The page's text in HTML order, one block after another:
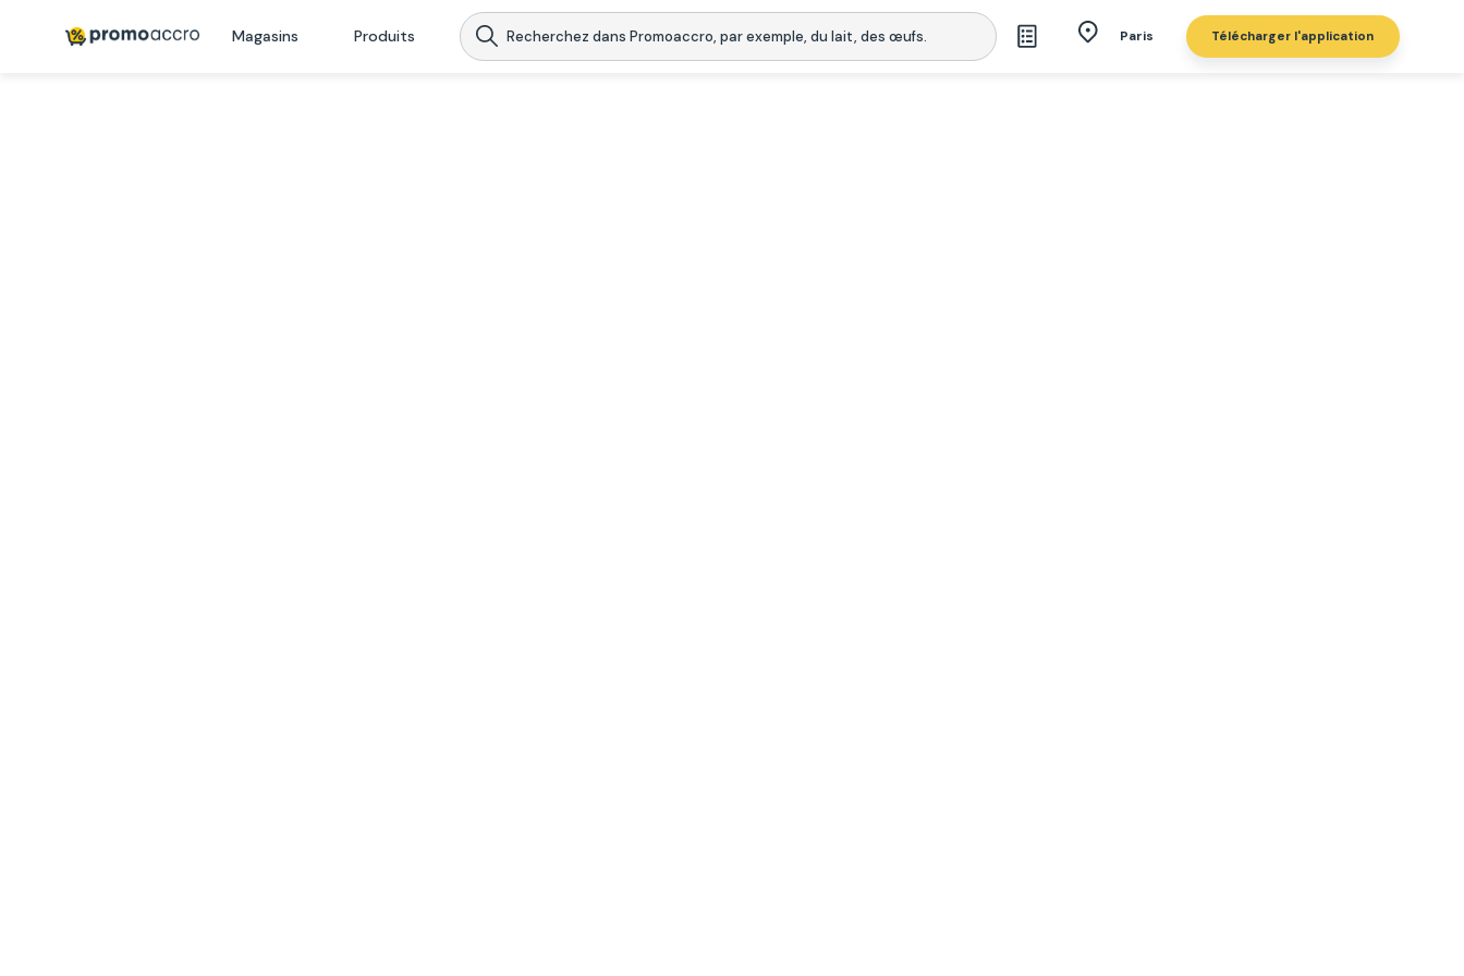
Magasins Produits Paris Télécharger l'application